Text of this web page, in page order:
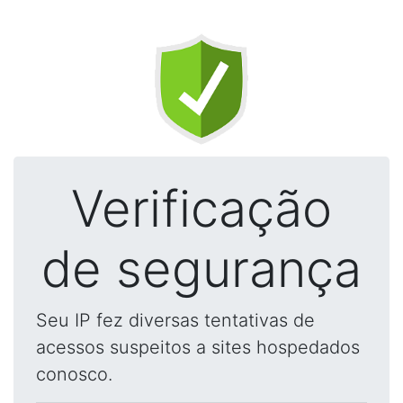
Verificação
de segurança
Seu IP fez diversas tentativas de
acessos suspeitos a sites hospedados
conosco.